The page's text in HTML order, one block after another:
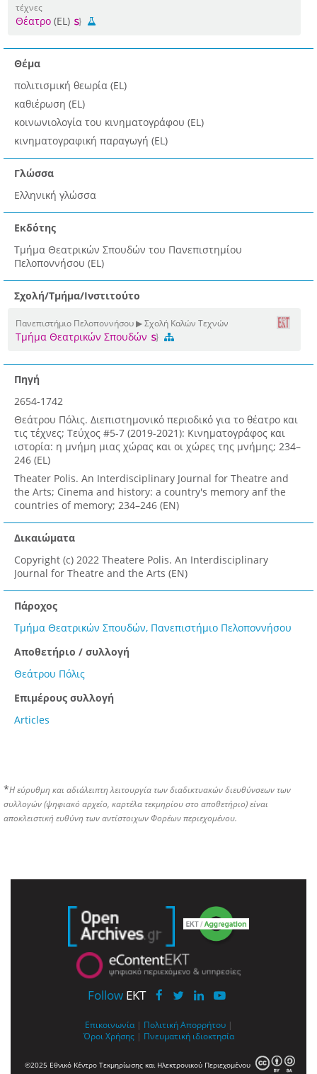
τέχνες
Θέατρο (EL)
Θέμα
πολιτισμική θεωρία (EL)
καθιέρωση (EL)
κοινωνιολογία του κινηματογράφου (EL)
κινηματογραφική παραγωγή (EL)
Γλώσσα
Ελληνική γλώσσα
Εκδότης
Τμήμα Θεατρικών Σπουδών του Πανεπιστημίου
Πελοποννήσου (EL)
Σχολή/Τμήμα/Ινστιτούτο
Πανεπιστήμιο Πελοποννήσου ▶ Σχολή Καλών Τεχνών
Τμήμα Θεατρικών Σπουδών
Πηγή
2654-1742
Θεάτρου Πόλις. Διεπιστημονικό περιοδικό για το θέατρο και
τις τέχνες; Τεύχος #5-7 (2019-2021): Κινηματογράφος και
ιστορία: η μνήμη μιας χώρας και οι χώρες της μνήμης; 234–
246 (EL)
Theater Polis. An Interdisciplinary Journal for Theatre and
the Arts; Cinema and history: a country's memory anf the
countries of memory; 234–246 (EN)
Δικαιώματα
Copyright (c) 2022 Theatere Polis. An Interdisciplinary
Journal for Theatre and the Arts (EN)
Πάροχος
Τμήμα Θεατρικών Σπουδών, Πανεπιστήμιο Πελοποννήσου
Αποθετήριο / συλλογή
Θεάτρου Πόλις
Επιμέρους συλλογή
Articles
*Η εύρυθμη και αδιάλειπτη λειτουργία των διαδικτυακών διευθύνσεων των
συλλογών (ψηφιακό αρχείο, καρτέλα τεκμηρίου στο αποθετήριο) είναι
αποκλειστική ευθύνη των αντίστοιχων Φορέων περιεχομένου.
Follow EKT
Επικοινωνία | Πολιτική Απορρήτου |
Όροι Χρήσης | Πνευματική ιδιοκτησία
©2025 Εθνικό Κέντρο Τεκμηρίωσης και Ηλεκτρονικού Περιεχομένου